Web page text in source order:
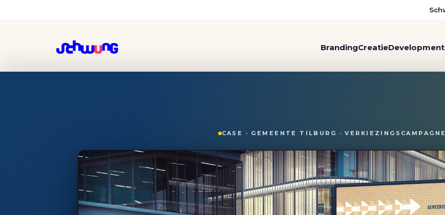
BrandingCreatieDevelopment
CASE · GEMEENTE TILBURG ·